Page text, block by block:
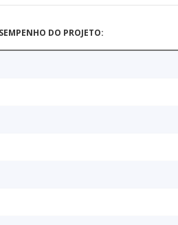
DO PROJETO: